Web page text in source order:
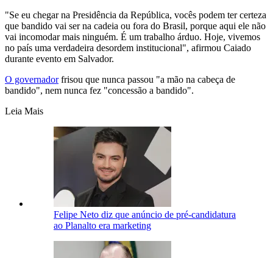
"Se eu chegar na Presidência da República, vocês podem ter certeza
que bandido vai ser na cadeia ou fora do Brasil, porque aqui ele não
vai incomodar mais ninguém. É um trabalho árduo. Hoje, vivemos
no país uma verdadeira desordem institucional", afirmou Caiado
durante evento em Salvador.
O governadorfrisou que nunca passou "a mão na cabeça de
bandido", nem nunca fez "concessão a bandido".
Leia Mais
Felipe Neto diz que anúncio de pré-candidatura
ao Planalto era marketing